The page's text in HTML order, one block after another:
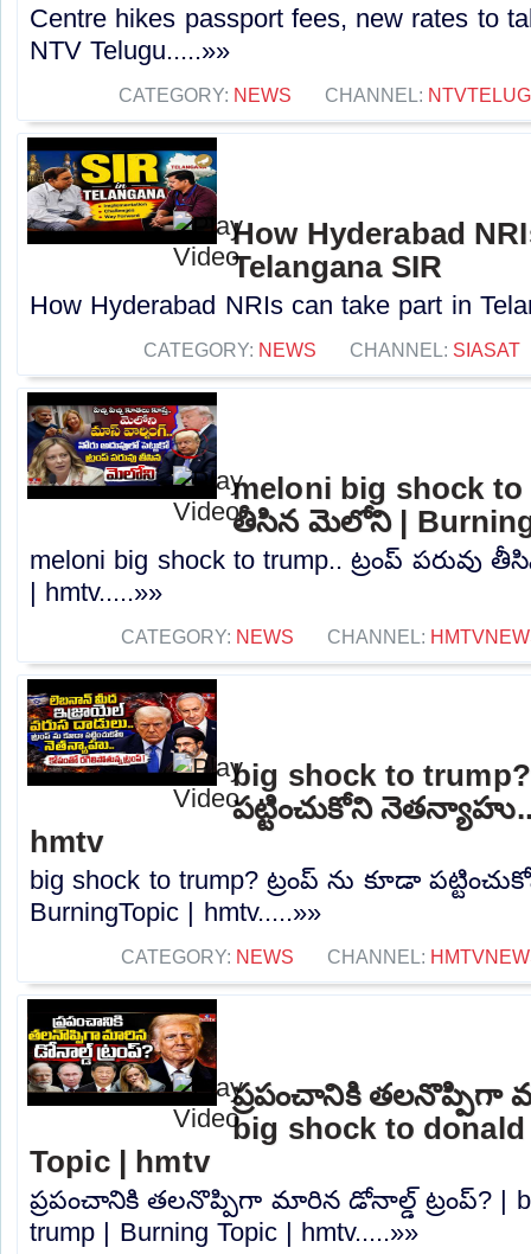
Centre hikes passport fees, new rates to
NTV Telugu.....»»
CATEGORY: NEWS CHANNEL:
How Hyderabad
Telangana SIR
How Hyderabad NRIs can take part in
CATEGORY: NEWS CHANNEL: SIASAT
meloni big shock to
తీసిన మెలోని |
meloni big shock to trump.. ట్రంప్ పరువు
| hmtv.....»»
CATEGORY: NEWS CHANNEL:
big shock to
పట్టించుకోని
hmtv
big shock to trump? ట్రంప్ ను కూడా
BurningTopic | hmtv.....»»
CATEGORY: NEWS CHANNEL:
ప్రపంచానికి తలనొప్పిగా
big shock to
Topic | hmtv
ప్రపంచానికి తలనొప్పిగా మారిన డోనాల్డ్ ట్రంప్? |
trump | Burning Topic | hmtv.....»»